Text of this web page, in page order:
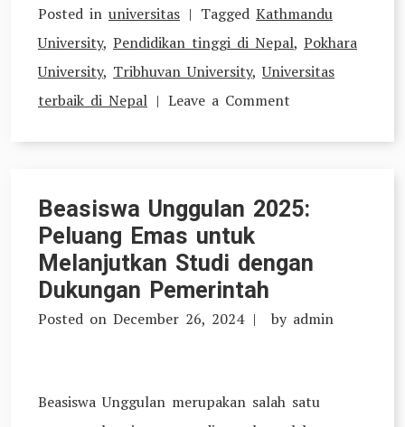
Posted in universitas Tagged Kathmandu
University, Pendidikan tinggi di Nepal, Pokhara
University, Tribhuvan University,Universitas
terbaik di Nepal
Leave a Comment
Nepal:
Pendidikan
Beasiswa Unggulan 2025:
Peluang Emas untuk
Melanjutkan Studi dengan
Dukungan Pemerintah
Posted on December 26, 2024 by admin
Beasiswa Unggulan merupakan salah satu